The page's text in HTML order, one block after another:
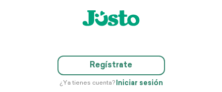
Regístrate
¿Ya tienes cuenta? Iniciar sesión